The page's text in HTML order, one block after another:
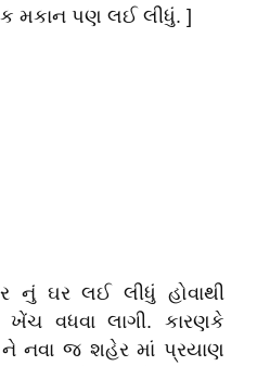
મકાન પણ લઈ લીધું. ]
નું ઘર લઈ લીધું હોવાથી
વધવા લાગી. કારણકે
નવા જ શહેર માં પ્રયાણ